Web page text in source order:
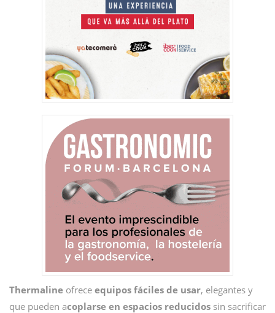
Thermaline ofrece equipos fáciles de usar, elegantes y
que pueden acoplarse en espacios reducidos sin sacrificar